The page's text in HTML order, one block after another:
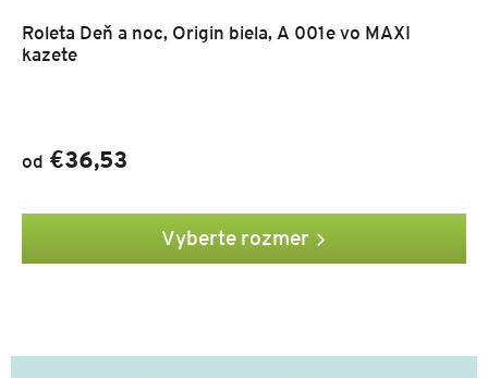
Roleta Deň a noc, Origin biela, A 001e vo MAXI
kazete
od €36,53
Vyberte rozmer